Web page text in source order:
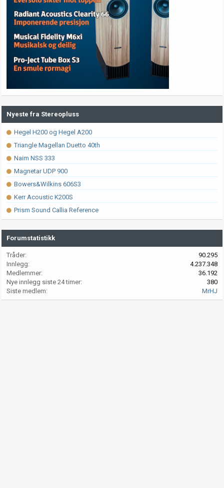
Nyeste fra Stereopluss
Hegel H200 og Hegel A200
Triangle Magellan Duetto 40th
Naim NSS 333
Magnetar UDP 900
Bowers&Wilkins 606S3
Kerr Acoustic K200S
Prism Sound Callia Reference
Forumstatistikk
Tråder
90.295
Innlegg
4.237.348
Medlemmer
36.192
Nye innlegg siste 24 timer
380
Siste medlem
MrHJ